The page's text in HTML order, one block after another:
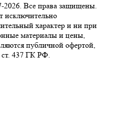
Все права защищены.
исключительно
характер и ни при
материалы и цены,
публичной офертой,
437 ГК РФ.